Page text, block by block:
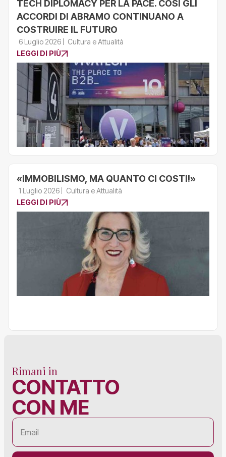
TECH DIPLOMACY PER LA PACE. COSÌ GLI
ACCORDI DI ABRAMO CONTINUANO A
COSTRUIRE IL FUTURO
6 Luglio 2026
Cultura e Attualità
LEGGI DI PIÙ
«IMMOBILISMO, MA QUANTO CI COSTI!»
1 Luglio 2026
Cultura e Attualità
LEGGI DI PIÙ
Rimani in
CONTATTO
CON ME